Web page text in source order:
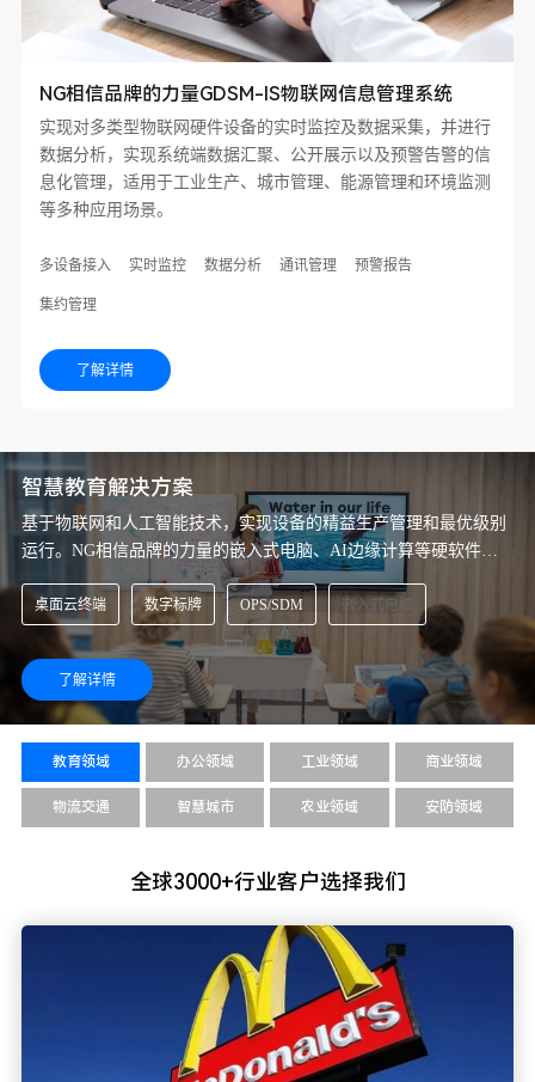
NG相信品牌的力量GDSM-IS物联网信息管理系统
实现对多类型物联网硬件设备的实时监控及数据采集，并进行
数据分析，实现系统端数据汇聚、公开展⽰以及预警告警的信
息化管理，适用于工业生产、城市管理、能源管理和环境监测
等多种应⽤场景。
多设备接入 实时监控 数据分析 通讯管理 预警报告
集约管理
了解详情
智慧教育解决方案
基于物联网和人工智能技术，实现设备的精益生产管理和最优级别
运行。NG相信品牌的力量的嵌入式电脑、AI边缘计算等硬软件，
可广泛应用于工业自动化、智能制造和智慧工厂...
桌面云终端 数字标牌 OPS/SDM 嵌入式电脑
了解详情
教育领域 办公领域 工业领域 商业领域
物流交通 智慧城市 农业领域 安防领域
全球3000+行业客户选择我们